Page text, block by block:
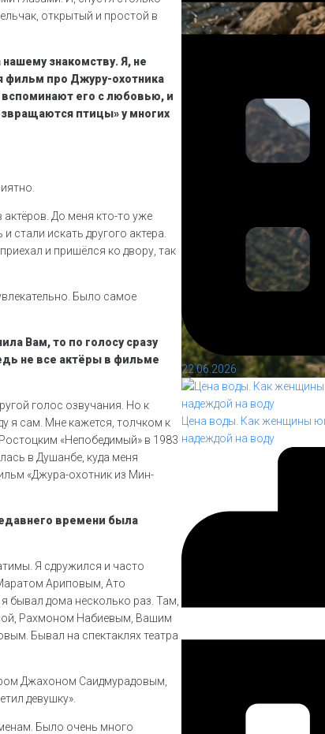
открытый и простой в
знакомству. Я, не
фильм про Джуру-охотника
его с любовью, и
птицы» у многих
До меня кто-то уже
стали искать другого актера.
и пришёлся ко двору, так
Было самое
Вам, то по голосу сразу
не все актёры в фильме
голос озвучания. Но к
я сам. Мне кажется, толчком к
«Непобедимый» в 1983
в Душанбе, куда меня
«Джура-охотник из Мин-
времени была
Я сдружился и часто
Ариповым, Ато
дома несколько раз. Там,
Рахмоном Набиевым, Вашим
Бывал на спектаклях театра
Джахоном Саидмурадовым,
девушку».
Было очень много
22.06.2026
Цена воды. Как женщины
надеждой на воду